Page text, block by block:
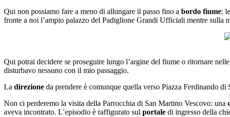
Qui non possiamo fare a meno di allungare il passo fino a bordo fiume:
fronte a noi l’ampio palazzo del Padiglione Grandi Ufficiali mentre sulla
Qui potrai decidere se proseguire lungo l’argine del fiume o ritornare
disturbavo nessuno con il mio passaggio.
La direzione da prendere è comunque quella verso Piazza Ferdinando
Non ci perderemo la visita della Parrocchia di San Martino Vescovo: una
aveva incontrato. L’episodio è raffigurato sul portale di ingresso della